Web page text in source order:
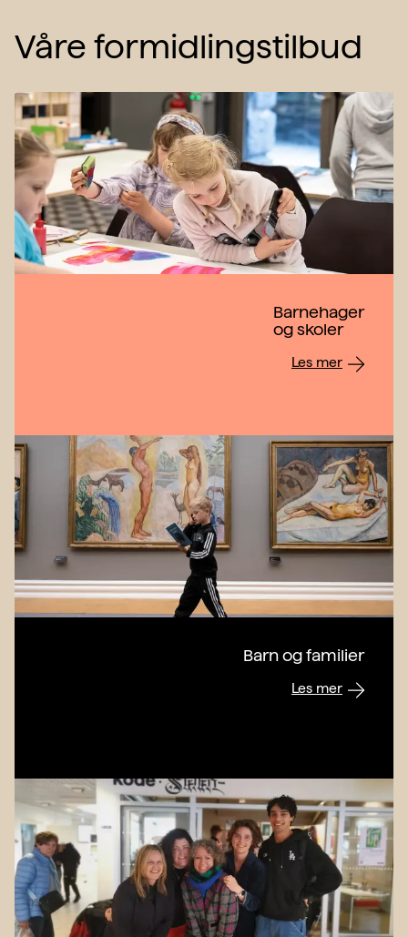
Våre formidlingstilbud
Barnehager
og skoler
Les mer
Barn og familier
Les mer